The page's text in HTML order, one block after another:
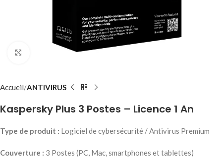
Click to enlarge
Accueil ANTIVIRUS
Kaspersky Plus 3 Postes – Licence 1 An
Type de produit : Logiciel de cybersécurité / Antivirus Premium
Couverture : 3 Postes (PC, Mac, smartphones et tablettes)